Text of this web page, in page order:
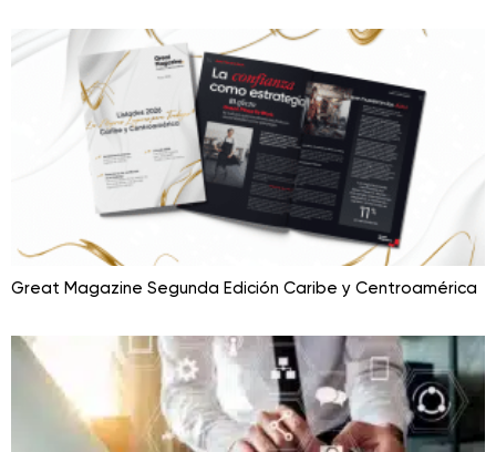
Great Magazine Segunda Edición Caribe y Centroamérica